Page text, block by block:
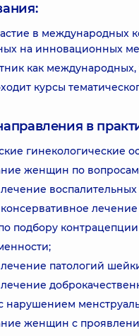
в международных
на инновационных
как
курсы
в
гинекологические
женщин по вопросам
подбору
патологий
нарушением
женщин с